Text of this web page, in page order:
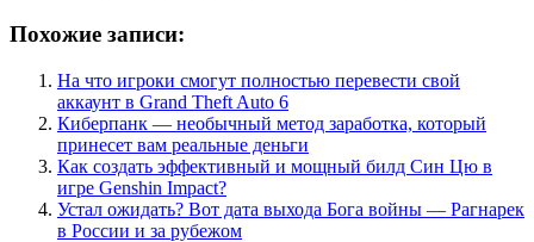
Похожие записи:
На что игроки смогут полностью перевести свой
аккаунт в Grand Theft Auto 6
Киберпанк — необычный метод заработка, который
принесет вам реальные деньги
Как создать эффективный и мощный билд Син Цю в
игре Genshin Impact?
Устал ожидать? Вот дата выхода Бога войны — Рагнарек
в России и за рубежом